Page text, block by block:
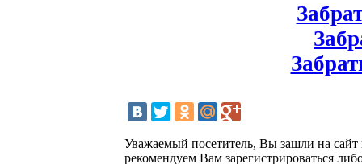
Уважаемый посетитель, Вы зашли на
рекомендуем Вам зарегистрироваться